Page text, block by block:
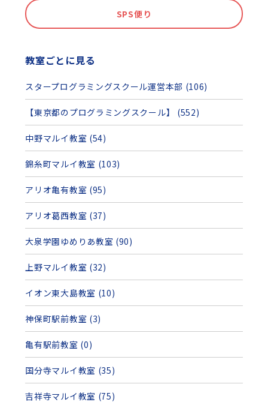
SPS便り
教室ごとに見る
スタープログラミングスクール運営本部 (106)
【東京都のプログラミングスクール】 (552)
中野マルイ教室 (54)
錦糸町マルイ教室 (103)
アリオ亀有教室 (95)
アリオ葛西教室 (37)
大泉学園ゆめりあ教室 (90)
上野マルイ教室 (32)
イオン東大島教室 (10)
神保町駅前教室 (3)
亀有駅前教室 (0)
国分寺マルイ教室 (35)
吉祥寺マルイ教室 (75)